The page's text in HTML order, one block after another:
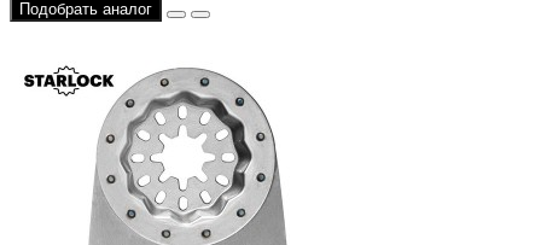
Подобрать аналог